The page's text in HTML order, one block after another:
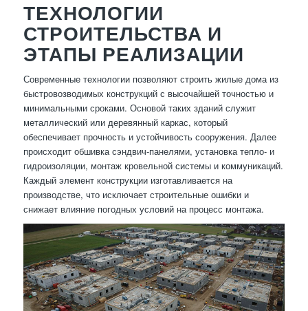
ТЕХНОЛОГИИ
СТРОИТЕЛЬСТВА И
ЭТАПЫ РЕАЛИЗАЦИИ
Современные технологии позволяют строить жилые дома из
быстровозводимых конструкций с высочайшей точностью и
минимальными сроками. Основой таких зданий служит
металлический или деревянный каркас, который
обеспечивает прочность и устойчивость сооружения. Далее
происходит обшивка сэндвич-панелями, установка тепло- и
гидроизоляции, монтаж кровельной системы и коммуникаций.
Каждый элемент конструкции изготавливается на
производстве, что исключает строительные ошибки и
снижает влияние погодных условий на процесс монтажа.